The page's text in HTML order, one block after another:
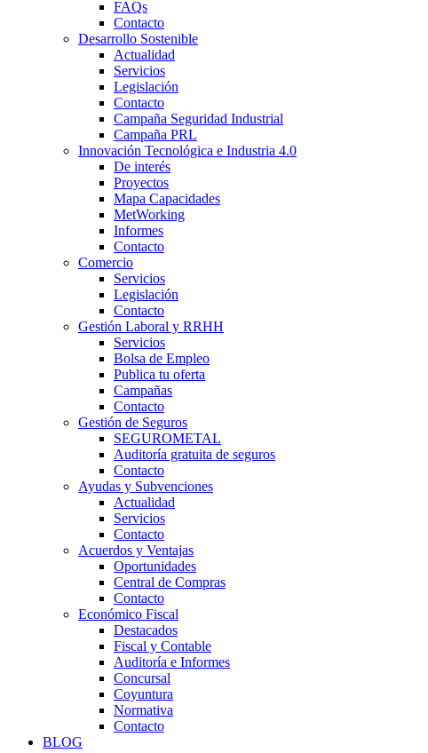
FAQs
Contacto
Desarrollo Sostenible
Actualidad
Servicios
Legislación
Contacto
Campaña Seguridad Industrial
Campaña PRL
Innovación Tecnológica e Industria 4.0
De interés
Proyectos
Mapa Capacidades
MetWorking
Informes
Contacto
Comercio
Servicios
Legislación
Contacto
Gestión Laboral y RRHH
Servicios
Bolsa de Empleo
Publica tu oferta
Campañas
Contacto
Gestión de Seguros
SEGUROMETAL
Auditoría gratuita de seguros
Contacto
Ayudas y Subvenciones
Actualidad
Servicios
Contacto
Acuerdos y Ventajas
Oportunidades
Central de Compras
Contacto
Económico Fiscal
Destacados
Fiscal y Contable
Auditoría e Informes
Concursal
Coyuntura
Normativa
Contacto
BLOG